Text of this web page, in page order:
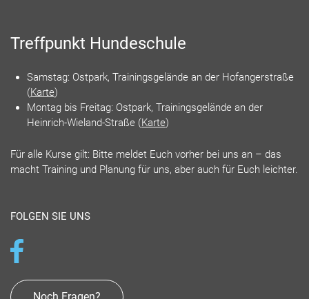
Treffpunkt Hundeschule
Samstag: Ostpark, Trainingsgelände an der Hofangerstraße
(Karte)
Montag bis Freitag: Ostpark, Trainingsgelände an der
Heinrich-Wieland-Straße (Karte)
Für alle Kurse gilt: Bitte meldet Euch vorher bei uns an – das
macht Training und Planung für uns, aber auch für Euch leichter.
FOLGEN SIE UNS